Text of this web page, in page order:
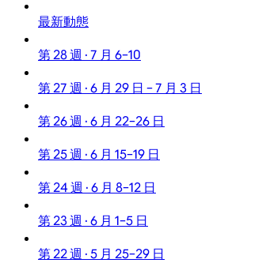
最新動態
第 28 週 · 7 月 6–10
第 27 週 · 6 月 29 日 – 7 月 3 日
第 26 週 · 6 月 22–26 日
第 25 週 · 6 月 15–19 日
第 24 週 · 6 月 8–12 日
第 23 週 · 6 月 1–5 日
第 22 週 · 5 月 25–29 日